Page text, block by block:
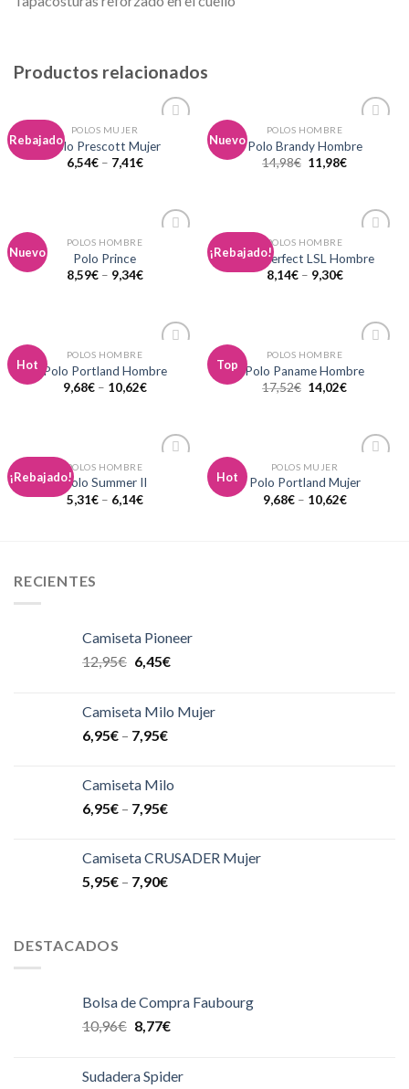
Productos relacionados
Rebajado
POLOS MUJER
Polo Prescott Mujer
6,54€– 7,41€
Nuevo
a la
POLOS HOMBRE
Polo Brandy Hombre
14,98€ 11,98€
Nuevo
POLOS HOMBRE
Polo Prince
8,59€– 9,34€
¡Rebajado!
a la
POLOS HOMBRE
Polo Perfect LSL Hombre
8,14€– 9,30€
Hot
a la
POLOS HOMBRE
Polo Portland Hombre
9,68€– 10,62€
Top
a la
POLOS HOMBRE
Polo Paname Hombre
17,52€ 14,02€
¡Rebajado!
POLOS HOMBRE
Polo Summer II
5,31€– 6,14€
Hot
POLOS MUJER
Polo Portland Mujer
9,68€– 10,62€
RECIENTES
Camiseta Pioneer
12,95€ 6,45€
Camiseta Milo Mujer
6,95€ – 7,95€
Camiseta Milo
6,95€ – 7,95€
Camiseta CRUSADER Mujer
5,95€ – 7,90€
DESTACADOS
Bolsa de Compra Faubourg
10,96€ 8,77€
Sudadera Spider